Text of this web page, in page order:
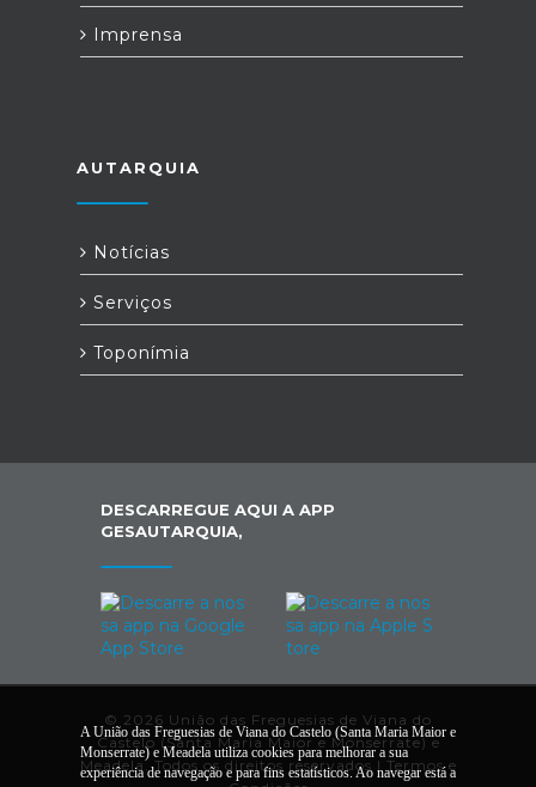
Imprensa
AUTARQUIA
Notícias
Serviços
Toponímia
DESCARREGUE AQUI A APP
GESAUTARQUIA,
© 2026 União das Freguesias de Viana do
Castelo (Santa Maria Maior e Monserrate) e
Meadela. Todos os direitos reservados | Termos e
A União das Freguesias de Viana do Castelo (Santa Maria Maior e
Monserrate) e Meadela utiliza cookies para melhorar a sua
experiência de navegação e para fins estatísticos. Ao navegar está a